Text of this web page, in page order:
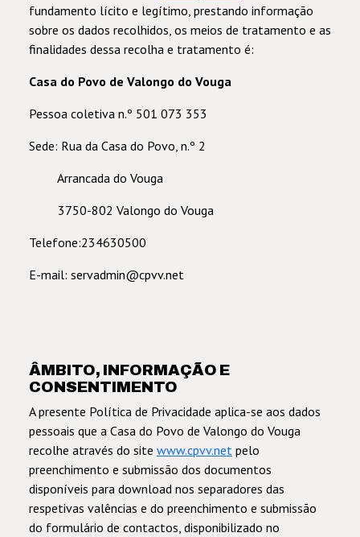
fundamento lícito e legítimo, prestando informação
sobre os dados recolhidos, os meios de tratamento e as
finalidades dessa recolha e tratamento é:
Casa do Povo de Valongo do Vouga
Pessoa coletiva n.º 501 073 353
Sede: Rua da Casa do Povo, n.º 2
Arrancada do Vouga
3750-802 Valongo do Vouga
Telefone:234630500
E-mail: servadmin@cpvv.net
ÂMBITO, INFORMAÇÃO E
CONSENTIMENTO
A presente Política de Privacidade aplica-se aos dados
pessoais que a Casa do Povo de Valongo do Vouga
recolhe através do site www.cpvv.net pelo
preenchimento e submissão dos documentos
disponíveis para download nos separadores das
respetivas valências e do preenchimento e submissão
do formulário de contactos, disponibilizado no